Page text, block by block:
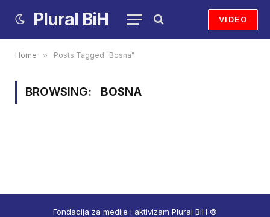
Plural BiH VIDEO
Home » Posts Tagged "Bosna"
BROWSING: BOSNA
Fondacija za medije i aktivizam Plural BiH ©